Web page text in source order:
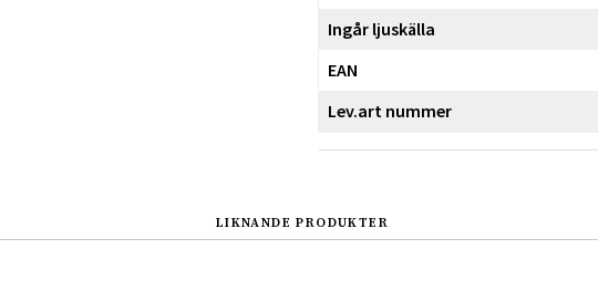
Ingår ljuskälla
EAN
Lev.art nummer
LIKNANDE PRODUKTER